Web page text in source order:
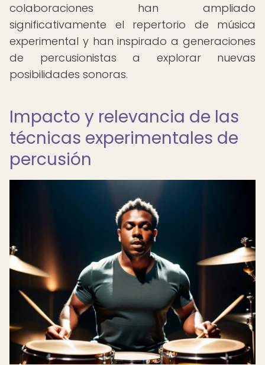
colaboraciones han ampliado
significativamente el repertorio de música
experimental y han inspirado a generaciones
de percusionistas a explorar nuevas
posibilidades sonoras.
Impacto y relevancia de las
técnicas experimentales de
percusión